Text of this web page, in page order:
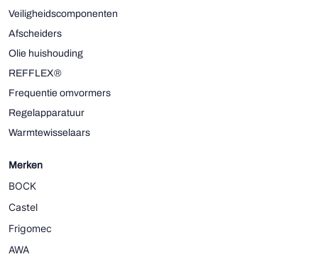
Veiligheidscomponenten
Afscheiders
Olie huishouding
REFFLEX®
Frequentie omvormers
Regelapparatuur
Warmtewisselaars
Merken
BOCK
Castel
Frigomec
AWA